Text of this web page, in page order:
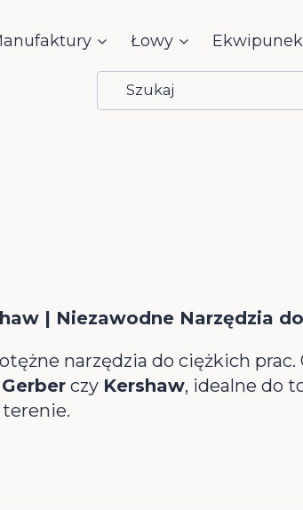
Łowy Ekwipunek
| Niezawodne Narzędzia
narzędzia do ciężkich
czy Kershaw, idealne do